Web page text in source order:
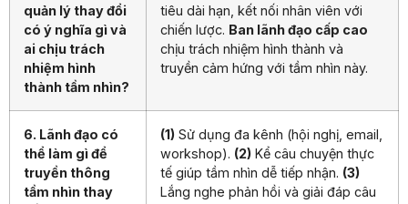
quản lý thay đổi
có ý nghĩa gì và
ai chịu trách
nhiệm hình
thành tầm nhìn?
tiêu dài hạn, kết nối nhân viên với
chiến lược. Ban lãnh đạo cấp cao
chịu trách nhiệm hình thành và
truyền cảm hứng với tầm nhìn này.
6. Lãnh đạo có
thể làm gì để
truyền thông
tầm nhìn thay
(1) Sử dụng đa kênh (hội nghị, email,
workshop). (2) Kể câu chuyện thực
tế giúp tầm nhìn dễ tiếp nhận. (3)
Lắng nghe phản hồi và giải đáp câu